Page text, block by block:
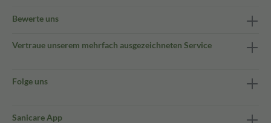
Bewerte uns
Vertraue unserem mehrfach ausgezeichneten Service
Folge uns
Sanicare App